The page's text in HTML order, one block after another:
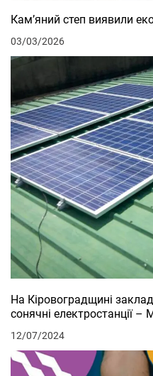
Кам’яний степ виявили
03/03/2026
На Кіровоградщині
сонячні електростанції –
12/07/2024